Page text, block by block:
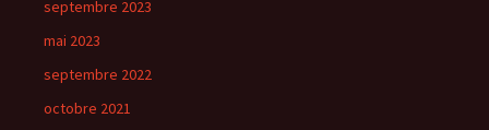
septembre 2023
mai 2023
septembre 2022
octobre 2021